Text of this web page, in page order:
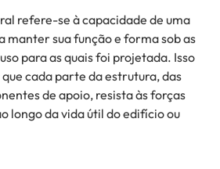
refere-se à capacidade de uma
manter sua função e forma sob as
para as quais foi projetada. Isso
cada parte da estrutura, das
de apoio, resista às forças
longo da vida útil do edifício ou